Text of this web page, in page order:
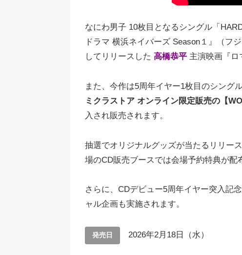
なにわ男子 10枚目となるシングル「
ドラマ 横浜ネイバーズ Season１』（フ
してリリースした 高橋恭平 主演映画『ロ
また、今作は5周年イヤー1枚目のシング
ミクラストア オンライン限定販売の【
入され販売されます。
抽選でオリジナルグッズが当たるリリー
場のCD販売ブースでは会場予約特典が配
さらに、CDデビュー5周年イヤー突入記
ャル企画も実施されます。
発売日 2026年2月18日（水）